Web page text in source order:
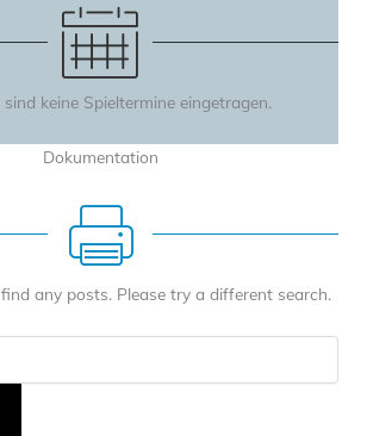
keine Spieltermine eingetragen.
Dokumentation
any posts. Please try a different search.